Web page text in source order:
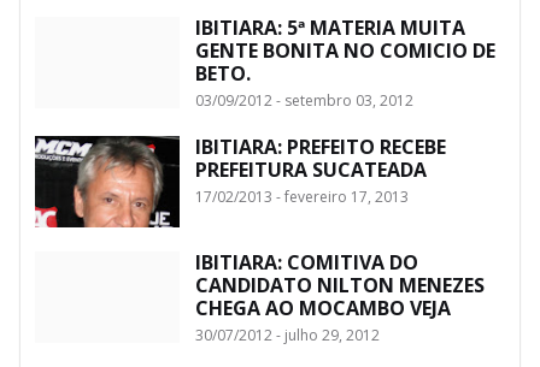
IBITIARA: 5ª MATERIA MUITA
GENTE BONITA NO COMICIO DE
BETO.
03/09/2012 - setembro 03, 2012
IBITIARA: PREFEITO RECEBE
PREFEITURA SUCATEADA
17/02/2013 - fevereiro 17, 2013
IBITIARA: COMITIVA DO
CANDIDATO NILTON MENEZES
CHEGA AO MOCAMBO VEJA
30/07/2012 - julho 29, 2012